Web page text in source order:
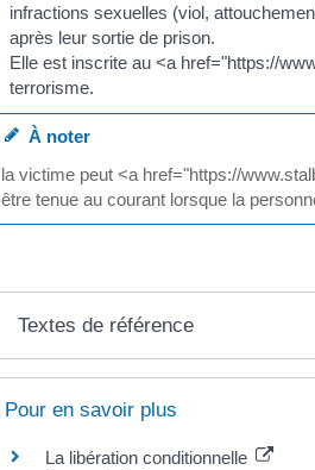
infractions sexuelles (viol,
après leur sortie de prison.
Elle est inscrite au <a href="https://
terrorisme.
À noter
la victime peut <a href="https://
être tenue au courant lorsque la
Textes de référence
Pour en savoir plus
La libération conditionnelle